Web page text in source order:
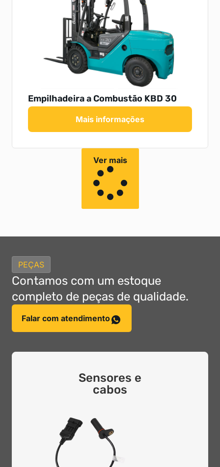
Empilhadeira a Combustão KBD 30
Mais informações
Ver mais
PEÇAS
Contamos com um estoque
completo de peças de qualidade.
Falar com atendimento
Sensores e
cabos